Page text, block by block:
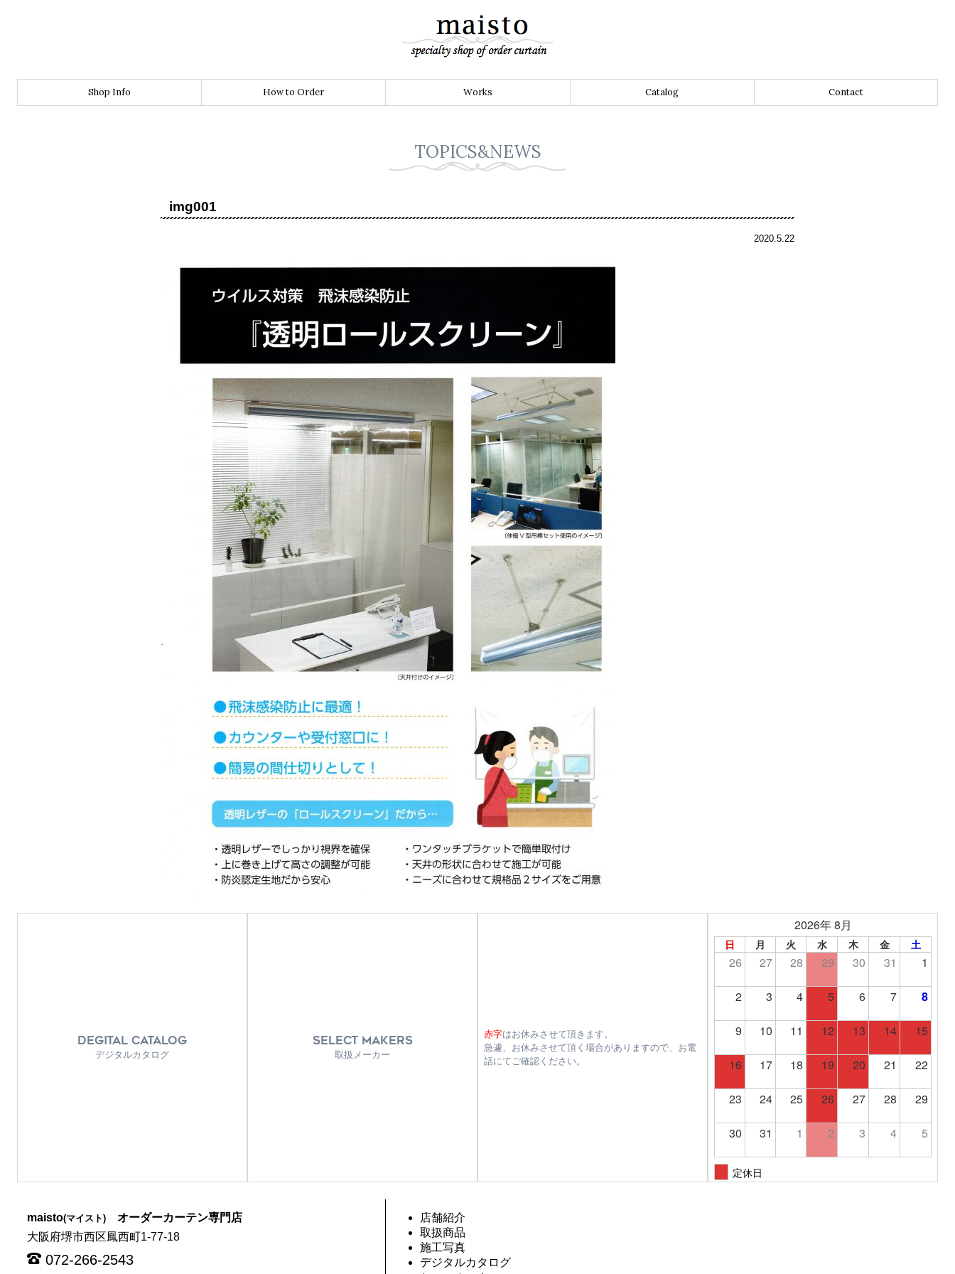
Shop Info How to Order Works Catalog Contact
TOPICS&NEWS
img001
2020.5.22
DEGITAL CATALOG
デジタルカタログ
SELECT MAKERS
取扱メーカー
赤字はお休みさせて頂きます。
急遽、お休みさせて頂く場合がありますので、お電
話にてご確認ください。
2026年 8月
日 月 火 水 木 金 土
26 27 28 29 30 31 1
2 3 4 5 6 7 8
9 10 11 12 13 14 15
16 17 18 19 20 21 22
23 24 25 26 27 28 29
30 31 1 2 3 4 5
定休日
maisto(マイスト) オーダーカーテン専門店
大阪府堺市西区鳳西町1-77-18
072-266-2543
店舗紹介
取扱商品
施工写真
デジタルカタログ